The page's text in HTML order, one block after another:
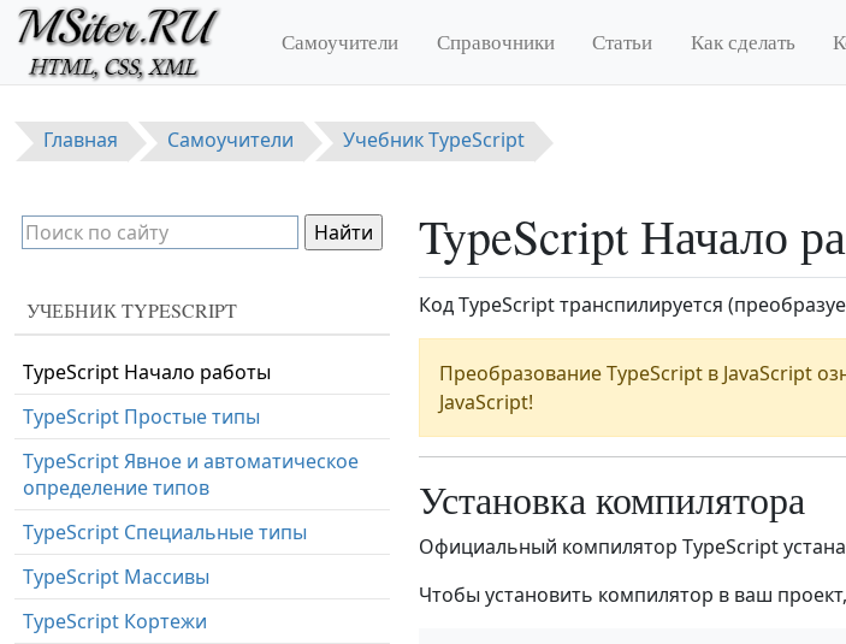
Перейти к основному содержанию
Самоучители Справочники Статьи Как сделать
Главная Самоучители Учебник TypeScript
TypeScript Начало
Код TypeScript транспилируется
Преобразование TypeScript в JavaScript
JavaScript!
Установка компилятора
Официальный компилятор TypeScript
Чтобы установить компилятор в ваш
УЧЕБНИК TYPESCRIPT
TypeScript Начало работы
TypeScript Простые типы
TypeScript Явное и автоматическое
определение типов
TypeScript Специальные типы
TypeScript Массивы
TypeScript Кортежи